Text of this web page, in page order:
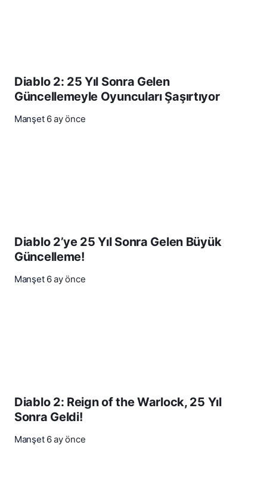
Diablo 2: 25 Yıl Sonra Gelen
Güncellemeyle Oyuncuları Şaşırtıyor
Manşet 6 ay önce
Diablo 2’ye 25 Yıl Sonra Gelen Büyük
Güncelleme!
Manşet 6 ay önce
Diablo 2: Reign of the Warlock, 25 Yıl
Sonra Geldi!
Manşet 6 ay önce